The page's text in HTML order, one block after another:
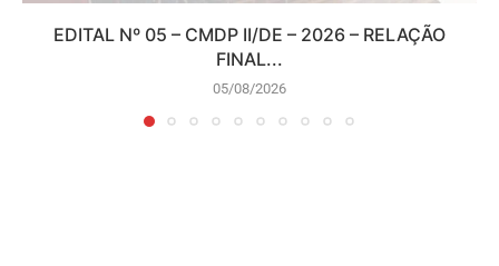
EDITAL Nº 05 – CMDP II/DE – 2026 – RELAÇÃO
FINAL...
05/08/2026